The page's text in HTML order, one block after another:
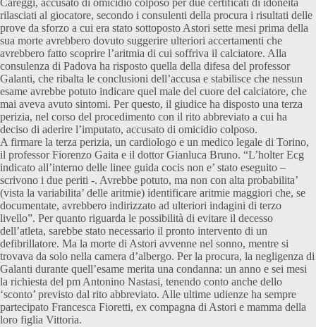
Careggi, accusato di omicidio colposo per due certificati di idoneità
rilasciati al giocatore, secondo i consulenti della procura i risultati delle
prove da sforzo a cui era stato sottoposto Astori sette mesi prima della
sua morte avrebbero dovuto suggerire ulteriori accertamenti che
avrebbero fatto scoprire l’aritmia di cui soffriva il calciatore. Alla
consulenza di Padova ha risposto quella della difesa del professor
Galanti, che ribalta le conclusioni dell’accusa e stabilisce che nessun
esame avrebbe potuto indicare quel male del cuore del calciatore, che
mai aveva avuto sintomi. Per questo, il giudice ha disposto una terza
perizia, nel corso del procedimento con il rito abbreviato a cui ha
deciso di aderire l’imputato, accusato di omicidio colposo.
A firmare la terza perizia, un cardiologo e un medico legale di Torino,
il professor Fiorenzo Gaita e il dottor Gianluca Bruno. “L’holter Ecg
indicato all’interno delle linee guida cocis non e’ stato eseguito –
scrivono i due periti -. Avrebbe potuto, ma non con alta probabilita’
(vista la variabilita’ delle aritmie) identificare aritmie maggiori che, se
documentate, avrebbero indirizzato ad ulteriori indagini di terzo
livello”. Per quanto riguarda le possibilità di evitare il decesso
dell’atleta, sarebbe stato necessario il pronto intervento di un
defibrillatore. Ma la morte di Astori avvenne nel sonno, mentre si
trovava da solo nella camera d’albergo. Per la procura, la negligenza di
Galanti durante quell’esame merita una condanna: un anno e sei mesi
la richiesta del pm Antonino Nastasi, tenendo conto anche dello
‘sconto’ previsto dal rito abbreviato. Alle ultime udienze ha sempre
partecipato Francesca Fioretti, ex compagna di Astori e mamma della
loro figlia Vittoria.